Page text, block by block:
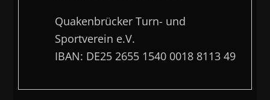
Quakenbrücker Turn- und
Sportverein e.V.
IBAN: DE25 2655 1540 0018 8113 49